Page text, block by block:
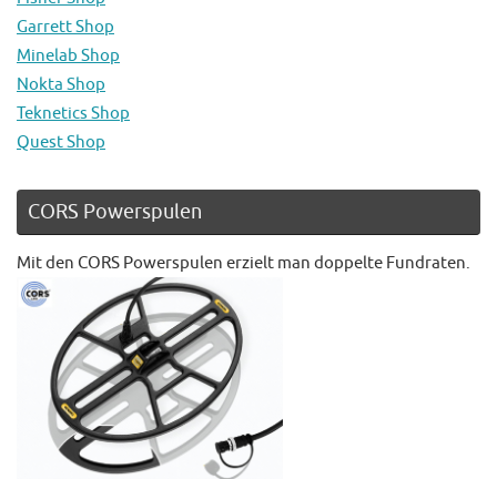
Garrett Shop
Minelab Shop
Nokta Shop
Teknetics Shop
Quest Shop
CORS Powerspulen
Mit den CORS Powerspulen erzielt man doppelte Fundraten.